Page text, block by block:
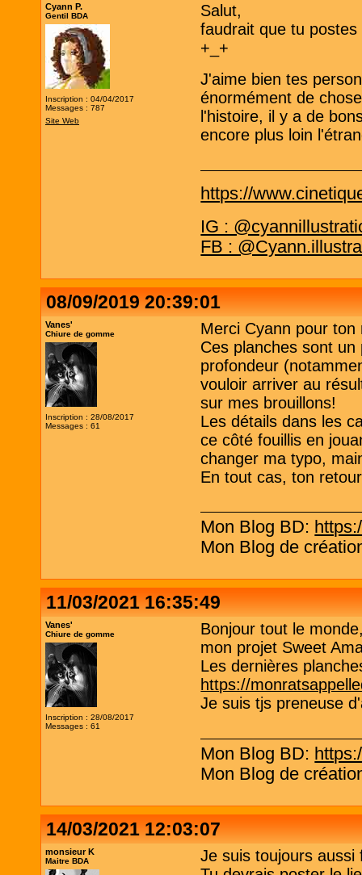
Cyann P.
Gentil BDA
Inscription : 04/04/2017
Messages : 787
Site Web
Salut,
faudrait que tu
+_+
J'aime bien tes
énormément de
l'histoire, il y a de
encore plus loin
https://
IG :
FB :
08/09/2019 20:39:01
Vanes'
Chiure de gomme
Inscription : 28/08/2017
Messages : 61
Merci Cyann pour
Ces planches sont
profondeur
vouloir arriver au
sur mes brouillons!
Les détails dans les
ce côté fouillis en
changer ma typo,
En tout cas, ton
Mon Blog BD:
Mon Blog de
11/03/2021 16:35:49
Vanes'
Chiure de gomme
Inscription : 28/08/2017
Messages : 61
Bonjour tout le
mon projet Sweet
Les dernières
https://
Je suis tjs preneuse
Mon Blog BD:
Mon Blog de
14/03/2021 12:03:07
monsieur K
Maitre BDA
Je suis toujours aussi